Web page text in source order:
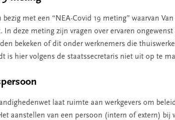
bezig met een “NEA-Covid 19 meting” waarvan
In deze meting zijn vragen over ervaren
bekeken of dit onder werknemers die
is hier volgens de staatssecretaris niet uit op te
laat ruimte aan werkgevers om
aanstellen van een persoon (intern of extern) bij